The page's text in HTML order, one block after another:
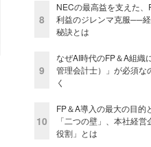
8
NECの最高益を支えた
利益のジレンマ克服──
秘訣とは
9
なぜAI時代のFP＆A組織
管理会計士）」が必須な
く
10
FP＆A導入の最大の目
「二つの壁」、本社経
役割」とは